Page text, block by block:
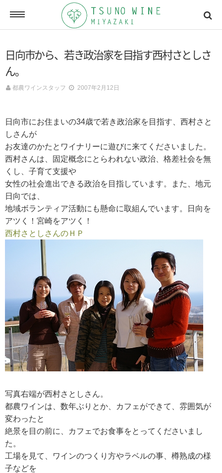
ONLINE SHOP
オンラインショッピング
ACCESSMAP
アクセスマップ
CONTACT
お問い合わせ
DATA
会社概要
日向市から、若き政治家を目指す西村さとしさ
ん。
都農ワインスタッフ 2007年2月12日
日向市にお住まいの34歳で若き政治家を目指す、西村さと
しさんが
お友達のかたとワイナリーに遊びに来てくださいました。
西村さんは、固定概念にとらわれない政治、格差社会を無
くし、子育て支援や
女性の社会進出できる政治を目指しています。また、地元
日向では、
地域ボランティア活動にも懸命に取組んでいます。日向を
アツく！宮崎をアツく！
西村さとしさんのＨＰ
写真右端が西村さとしさん。
都農ワインは、数年ぶりとか、カフェができて、雰囲気が
変わったと
絶景を目の前に、カフェでお食事をとってくださいまし
た。
工場を見て、ワインのつくり方やラベルの事、樽熟成の様
子などを